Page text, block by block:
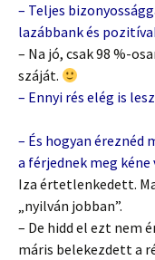
– Teljes
lazábbank és
– Na jó, csak 98 %-
száját.
– Ennyi rés elég is
– És hogyan éreznéd
a férjednek meg
Iza értetlenkedett.
„nyilván jobban”.
– De hidd el ezt nem
máris belekezdett a